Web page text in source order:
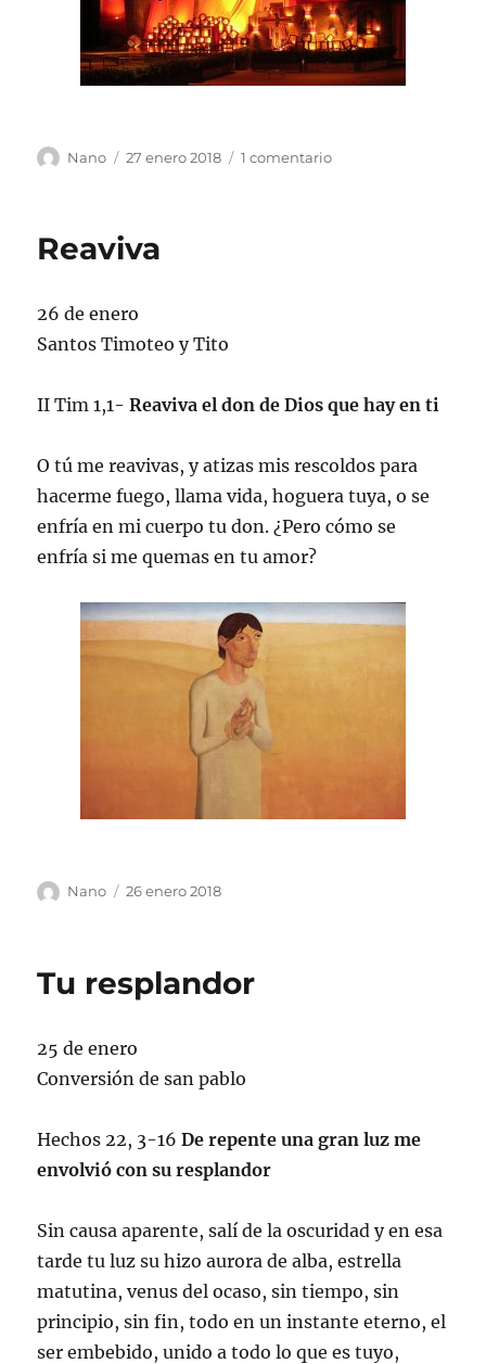
Autor
Nano
Publicado
27 enero 2018 1 comentarioen
Reaviva
26 de enero
Santos Timoteo y Tito
II Tim 1,1-Reaviva el don de Dios que hay en ti
O tú me reavivas, y atizas mis rescoldos para
hacerme fuego, llama vida, hoguera tuya, o se
enfría en mi cuerpo tu don. ¿Pero cómo se
enfría si me quemas en tu amor?
Autor
Nano
Publicado
26 enero 2018
Tu resplandor
25 de enero
Conversión de san pablo
Hechos 22, 3-16De repente una gran luz me
envolvió con su resplandor
Sin causa aparente, salí de la oscuridad y en esa
tarde tu luz su hizo aurora de alba, estrella
matutina, venus del ocaso, sin tiempo, sin
principio, sin fin, todo en un instante eterno, el
ser embebido, unido a todo lo que es tuyo,